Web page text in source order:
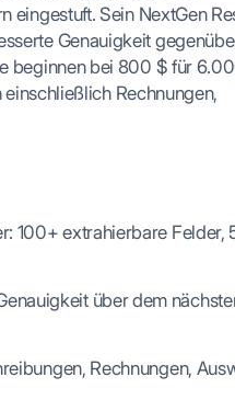
eingestuft. Sein NextGen
Genauigkeit
beginnen bei 800 $ für
Rechnungen,
100+ extrahierbare Felder,
über dem
Rechnungen,